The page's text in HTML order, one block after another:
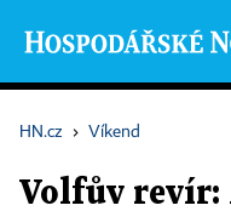
HN.cz › Víkend
Volfův revír: